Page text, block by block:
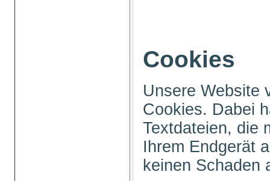
Cookies
Unsere Website
Cookies. Dabei
Textdateien, die
Ihrem Endgerät
keinen Schaden